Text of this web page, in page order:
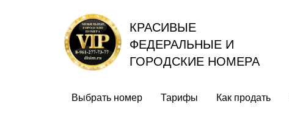
КРАСИВЫЕ
ФЕДЕРАЛЬНЫЕ И
ГОРОДСКИЕ НОМЕРА
Выбрать номер Тарифы Как продать